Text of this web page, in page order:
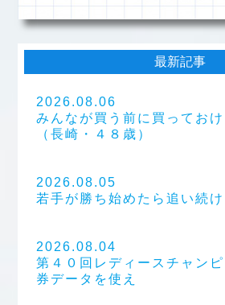
最新記事
2026.08.06
みんなが買う前に買って
（長崎・４８歳）
2026.08.05
若手が勝ち始めたら追い続け
2026.08.04
第４０回レディースチャン
券データを使え